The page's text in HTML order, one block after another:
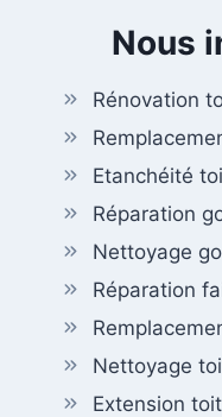
Nous
Rénovation
Etanchéité
Réparation
Nettoyage
Réparation
Nettoyage
Extension